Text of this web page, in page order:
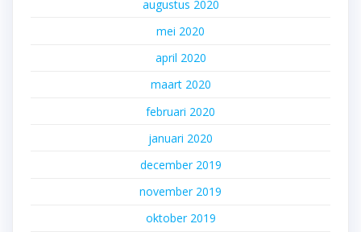
augustus 2020
mei 2020
april 2020
maart 2020
februari 2020
januari 2020
december 2019
november 2019
oktober 2019